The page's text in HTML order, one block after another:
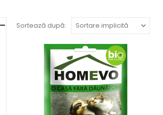
Sortează după: